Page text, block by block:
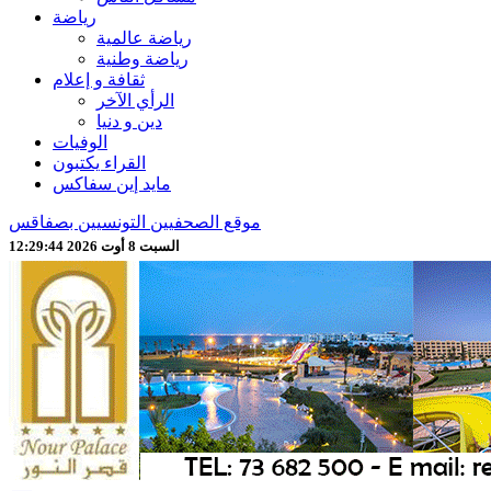
رياضة
رياضة عالمية
رياضة وطنية
ثقافة و إعلام
الرأي الآخر
دين و دنيا
الوفيات
القراء يكتبون
مايد إين سفاكس
موقع الصحفيين التونسيين بصفاقس
السبت 8 أوت 2026 12:29:46